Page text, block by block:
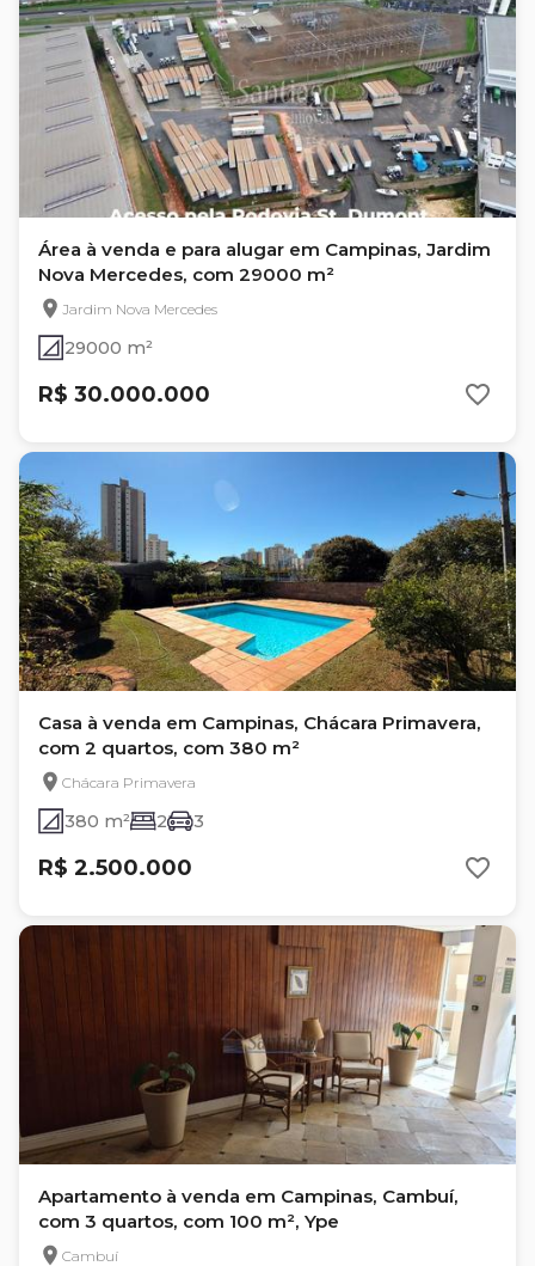
Área à venda e para alugar em Campinas, Jardim
Nova Mercedes, com 29000 m²
Jardim Nova Mercedes
29000 m²
R$ 30.000.000
Casa à venda em Campinas, Chácara Primavera,
com 2 quartos, com 380 m²
Chácara Primavera
380 m² 2 3
R$ 2.500.000
Apartamento à venda em Campinas, Cambuí,
com 3 quartos, com 100 m², Ype
Cambuí